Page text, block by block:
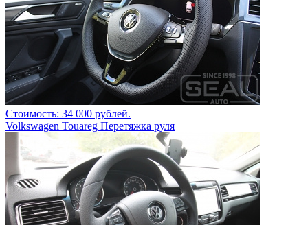
Стоимость: 34 000 рублей.
Volkswagen Touareg Перетяжка руля